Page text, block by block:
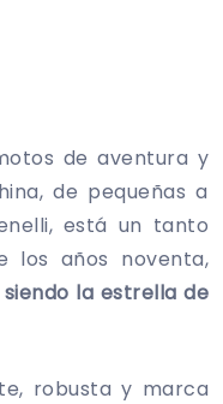
de aventura y
de pequeñas a
está un tanto
los años noventa,
siendo la estrella de
robusta y marca